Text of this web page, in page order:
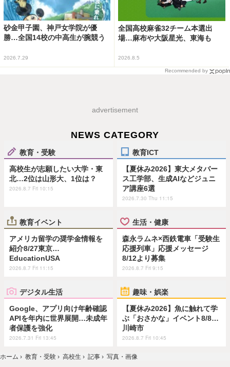
砂金甲子園、神戸女学院が優
勝…全国14校の中高生が腕競う
2026.7.29
全国高校麻雀32チーム本選出
場…麻布や大阪星光、東海も
2026.8.5
Recommended by
advertisement
NEWS CATEGORY
教育・受験
高校生が志願したい大学・東
北…2位は山形大、1位は？
2026.8.7 Fri 10:15
教育ICT
【夏休み2026】東大メタバー
ス工学部、生成AIなどジュニ
ア講座6選
2026.7.30 Thu 11:15
教育イベント
アメリカ留学の奨学金情報を
紹介8/27東京…
EducationUSA
2026.8.7 Fri 11:15
生活・健康
森永ラムネ×西鉄電車「受験生
応援列車」応援メッセージ
8/12より募集
2026.8.7 Fri 9:15
デジタル生活
Google、アプリ向け年齢確認
APIを年内に世界展開…未成年
者保護を強化
2026.7.31 Fri 13:45
趣味・娯楽
【夏休み2026】魚に触れて学
ぶ「おさかな」イベント8/8…
川崎市
2026.8.7 Fri 10:45
ホーム › 教育・受験 › 高校生 › 記事 › 写真・画像